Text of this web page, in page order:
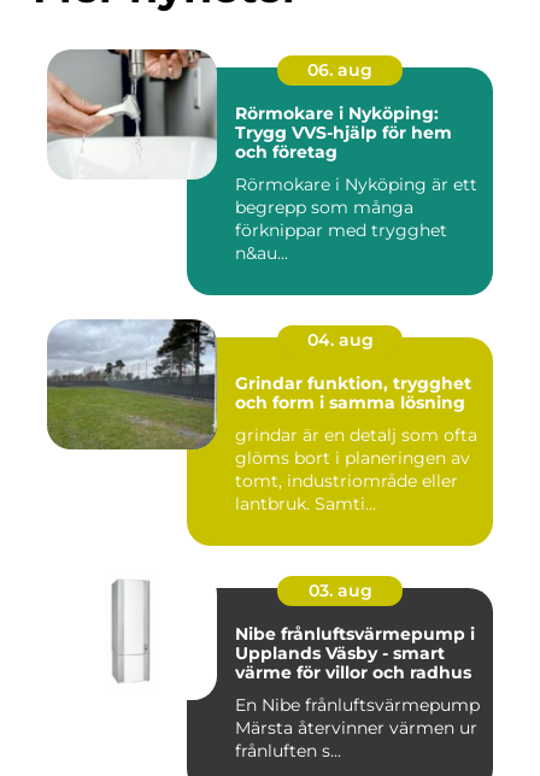
06. aug
Rörmokare i Nyköping:
Trygg VVS-hjälp för hem
och företag
Rörmokare i Nyköping är ett
begrepp som många
förknippar med trygghet
n&au...
04. aug
Grindar funktion, trygghet
och form i samma lösning
grindar är en detalj som ofta
glöms bort i planeringen av
tomt, industriområde eller
lantbruk. Samti...
03. aug
Nibe frånluftsvärmepump i
Upplands Väsby - smart
värme för villor och radhus
En Nibe frånluftsvärmepump
Märsta återvinner värmen ur
frånluften s...